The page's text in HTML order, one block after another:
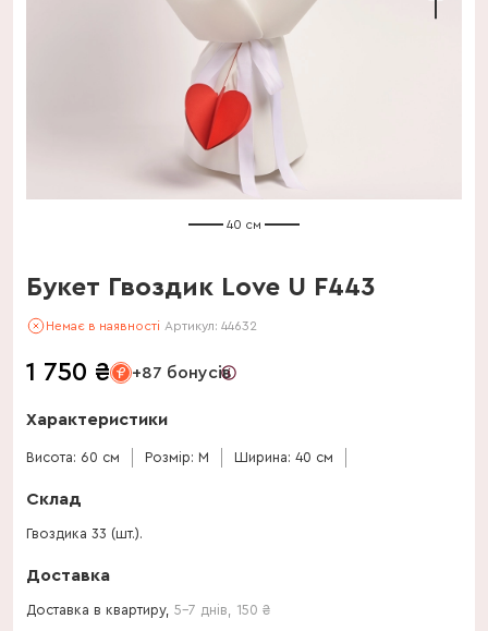
40 см
Букет Гвоздик Love U F443
Немає в наявності Артикул: 44632
1 750 ₴ +87 бонусів
Характеристики
Висота: 60 см Розмір: M Ширина: 40 см
Склад
Гвоздика 33 (шт.).
Доставка
Доставка в квартиру, 5-7 днів 150 ₴